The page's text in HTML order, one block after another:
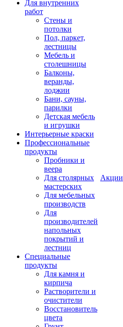
Для внутренних
работ
Стены и
потолки
Пол, паркет,
лестницы
Мебель и
столешницы
Балконы,
веранды,
лоджии
Бани, сауны,
парилки
Детская мебель
и игрушки
Интерьерные краски
Профессиональные
продукты
Пробники и
веера
Для столярных
мастерских
Для мебельных
производств
Для
производителей
напольных
покрытий и
лестниц
Специальные
продукты
Для камня и
кирпича
Растворители и
очистители
Восстановитель
цвета
Акции